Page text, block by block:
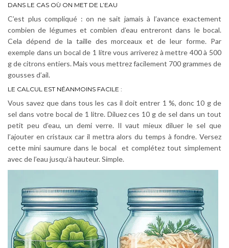
DANS LE CAS OÙ ON MET DE L’EAU
C’est plus compliqué : on ne sait jamais à l’avance exactement
combien de légumes et combien d’eau entreront dans le bocal.
Cela dépend de la taille des morceaux et de leur forme. Par
exemple dans un bocal de 1 litre vous arriverez à mettre 400 à 500
g de citrons entiers. Mais vous mettrez facilement 700 grammes de
gousses d’ail.
LE CALCUL EST NÉANMOINS FACILE :
Vous savez que dans tous les cas il doit entrer 1 %, donc 10 g de
sel dans votre bocal de 1 litre. Diluez ces 10 g de sel dans un tout
petit peu d’eau, un demi verre. Il vaut mieux diluer le sel que
l’ajouter en cristaux car il mettra alors du temps à fondre. Versez
cette mini saumure dans le bocal et complétez tout simplement
avec de l’eau jusqu’à hauteur. Simple.